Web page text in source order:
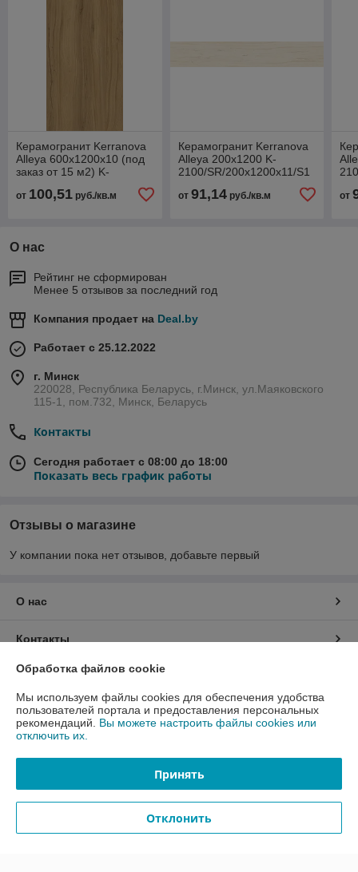
Керамогранит Kerranova
Alleya 600x1200х10 (под
заказ от 15 м2) K-
коричневый
от 100,51 руб./кв.м
Керамогранит Kerranova
Alleya 200х1200 K-
2100/SR/200x1200x11/S1
от 91,14руб./кв.м от
О нас
Рейтинг не сформирован
Менее 5 отзывов за последний год
Компания продает на Deal.by
Работает с 25.12.2022
г. Минск
220028, Республика Беларусь, г.Минск, ул.Маяковского
115-1, пом.732, Минск, Беларусь
Контакты
Сегодня работает с 08:00 до 18:00
Показать весь график работы
Отзывы о магазине
У компании пока нет отзывов, добавьте первый
О нас
Контакты
Доставка и оплата
График работы
Политика обработки cookies
Сайт создан на платформе Deal.by
Обработка файлов cookie
Мы используем файлы cookies для обеспечения удобства
пользователей портала и предоставления персональных
рекомендаций. Вы можете настроить файлы cookies или
отключить их.
Принять
Отклонить